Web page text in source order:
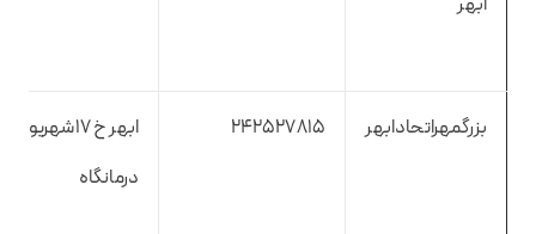
بزرگمهراتحادابهر 242527815
ابهر خ
درمانگاه